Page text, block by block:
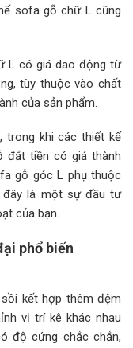
sofa gỗ chữ L cũng
L có giá dao động từ
tùy thuộc vào chất
của sản phẩm.
trong khi các thiết kế
đắt tiền có giá thành
gỗ góc L phụ thuộc
đây là một sự đầu tư
của bạn.
phổ biến
kết hợp thêm đệm
vị trí kê khác nhau
độ cứng chắc chắn,